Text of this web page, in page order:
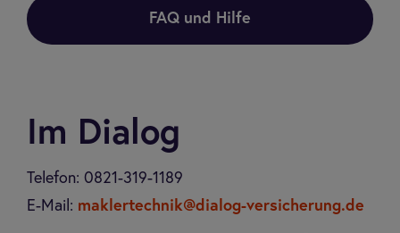
FAQ und Hilfe
Im Dia­log
Telefon: 0821-319-1189
E-Mail: maklertechnik@dialog-versicherung.de